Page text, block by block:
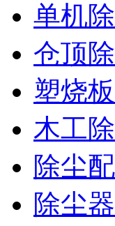
单机
仓顶
塑烧
木工
除尘
除尘